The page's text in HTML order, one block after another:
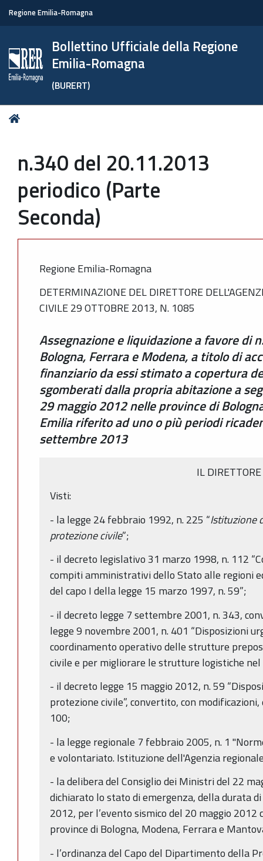
Regione Emilia-Romagna
Bollettino Ufficiale della Regione
Emilia-Romagna
(BURERT)
Tu
n.340 del 20.11.2013
periodico (Parte
Seconda)
Regione Emilia-Romagna
DETERMINAZIONE DEL DIRETTORE
CIVILE 29 OTTOBRE 2013, N. 1085
Assegnazione e liquidazione a favore di
Bologna, Ferrara e Modena, a titolo di
finanziario da essi stimato a copertura
sgomberati dalla propria abitazione a
29 maggio 2012 nelle province di
Emilia riferito ad uno o più periodi
settembre 2013
IL DIRETTORE
Visti:
- la legge 24 febbraio 1992, n. 225 “Istituzione
protezione civile”;
- il decreto legislativo 31 marzo 1998, n. 112
compiti amministrativi dello Stato alle regioni
del capo I della legge 15 marzo 1997, n. 59”;
- il decreto legge 7 settembre 2001, n. 343,
legge 9 novembre 2001, n. 401 “Disposizioni
coordinamento operativo delle strutture
civile e per migliorare le strutture logistiche
- il decreto legge 15 maggio 2012, n. 59
protezione civile”, convertito, con
100;
- la legge regionale 7 febbraio 2005, n. 1
e volontariato. Istituzione dell'Agenzia
- la delibera del Consiglio dei Ministri del 22
dichiarato lo stato di emergenza, della durata
2012, per l’evento sismico del 20 maggio
province di Bologna, Modena, Ferrara e
- l’ordinanza del Capo del Dipartimento della